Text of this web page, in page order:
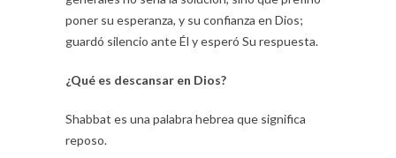
poner su esperanza, y su confianza en Dios;
guardó silencio ante Él y esperó Su respuesta.
¿Qué es descansar en Dios?
Shabbat es una palabra hebrea que significa
reposo.